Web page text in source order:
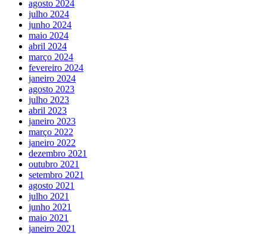
agosto 2024
julho 2024
junho 2024
maio 2024
abril 2024
março 2024
fevereiro 2024
janeiro 2024
agosto 2023
julho 2023
abril 2023
janeiro 2023
março 2022
janeiro 2022
dezembro 2021
outubro 2021
setembro 2021
agosto 2021
julho 2021
junho 2021
maio 2021
janeiro 2021